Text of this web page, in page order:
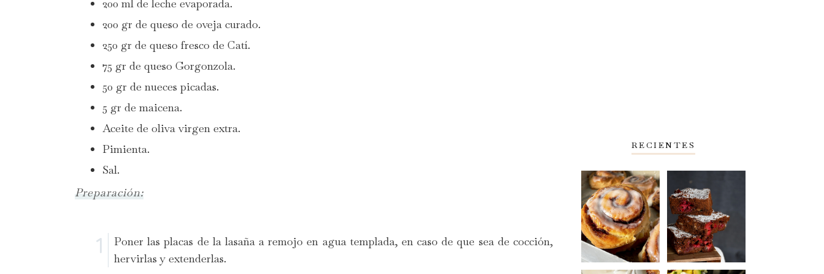
200 ml de leche evaporada.
200 gr de queso de oveja curado.
250 gr de queso fresco de Catí.
75 gr de queso Gorgonzola.
50 gr de nueces picadas.
5 gr de maicena.
Aceite de oliva virgen extra.
Pimienta.
Sal.
Preparación:
Poner las placas de la lasaña a remojo en agua templada, en caso de que sea de cocción,
hervirlas y extenderlas.
RECIENTES